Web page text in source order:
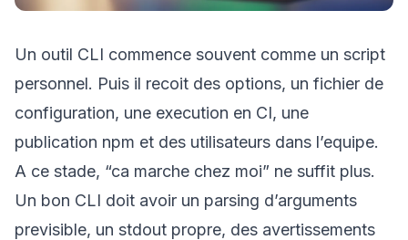
Un outil CLI commence souvent comme un script
personnel. Puis il recoit des options, un fichier de
configuration, une execution en CI, une
publication npm et des utilisateurs dans l’equipe.
A ce stade, “ca marche chez moi” ne suffit plus.
Un bon CLI doit avoir un parsing d’arguments
previsible, un stdout propre, des avertissements